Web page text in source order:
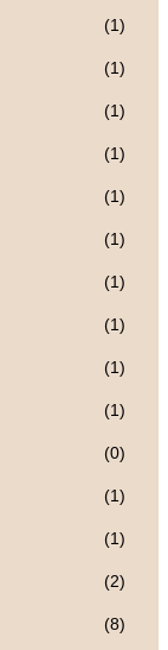
(1)
(1)
(1)
(1)
(1)
(1)
(1)
(1)
(1)
(1)
(0)
(1)
(1)
(2)
(8)